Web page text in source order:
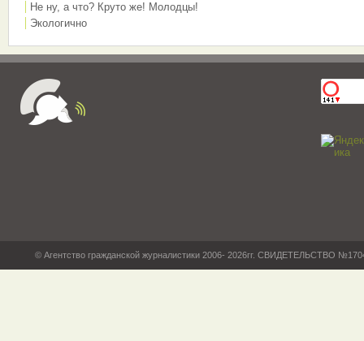
Не ну, а что? Круто же! Молодцы!
Экологично
© Агентство гражданской журналистики 2006- 2026гг. СВИДЕТЕЛЬСТВО